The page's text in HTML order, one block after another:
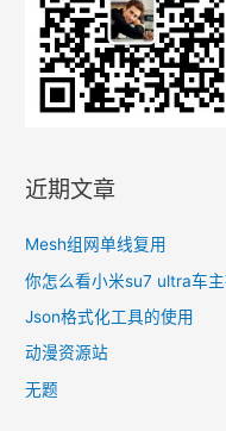
近期文章
Mesh组网单线复用
你怎么看小米su7 ultra车
Json格式化工具的使用
动漫资源站
无题